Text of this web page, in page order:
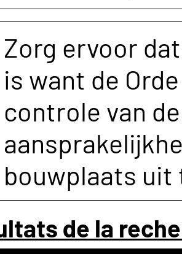
Zorg ervoor
is want de
controle van
bouwplaats uit
de la